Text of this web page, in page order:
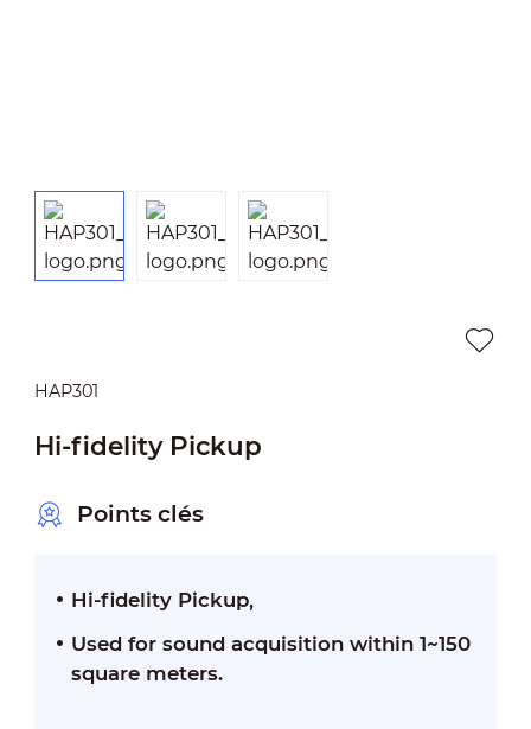
HAP301
Hi-fidelity Pickup
Points clés
Hi-fidelity Pickup,
Used for sound acquisition within 1~150
square meters.